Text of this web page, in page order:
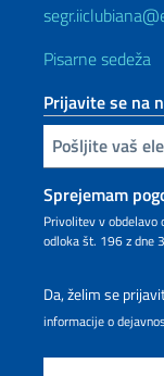
Pisarne sedeža
Prijavite se na
Inserisci la tua email
Sprejemam
Privolitev v obdelavo
odloka št. 196 z dne
Da, želim se
informacije o